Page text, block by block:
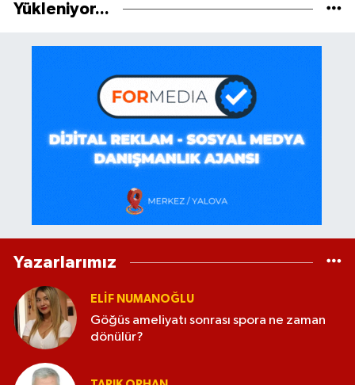
Yükleniyor...
Yazarlarımız
ELİF NUMANOĞLU
Göğüs ameliyatı sonrası spora ne zaman
dönülür?